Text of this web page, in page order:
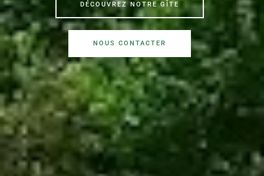
DÉCOUVREZ NOTRE GÎTE
NOUS CONTACTER